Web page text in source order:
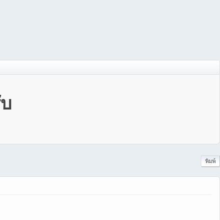
พิมพ์